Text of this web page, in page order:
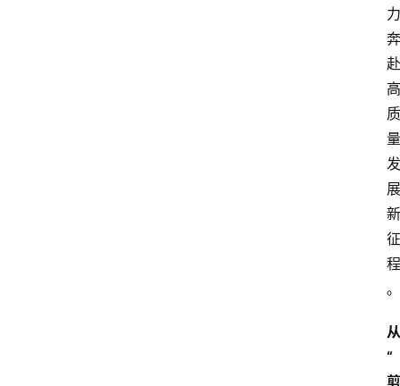
力
奔
赴
高
质
量
发
展
新
征
程
。
从
“
剪